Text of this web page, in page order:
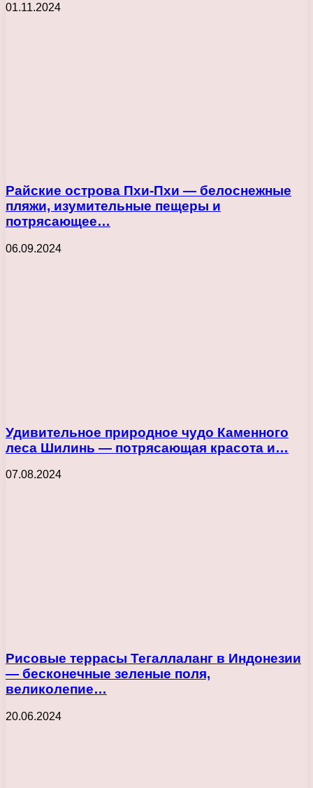
01.11.2024
Райские острова Пхи-Пхи — белоснежные
пляжи, изумительные пещеры и
потрясающее…
06.09.2024
Удивительное природное чудо Каменного
леса Шилинь — потрясающая красота и…
07.08.2024
Рисовые террасы Тегаллаланг в Индонезии
— бесконечные зеленые поля,
великолепие…
20.06.2024